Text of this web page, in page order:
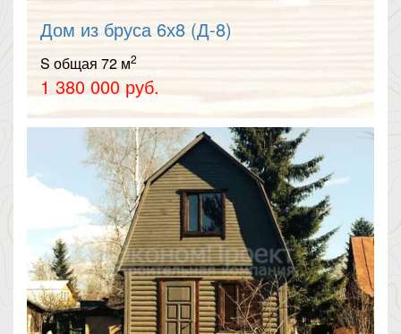
Дом из бруса 6х8 (Д-8)
S общая 72 м2
1 380 000 руб.